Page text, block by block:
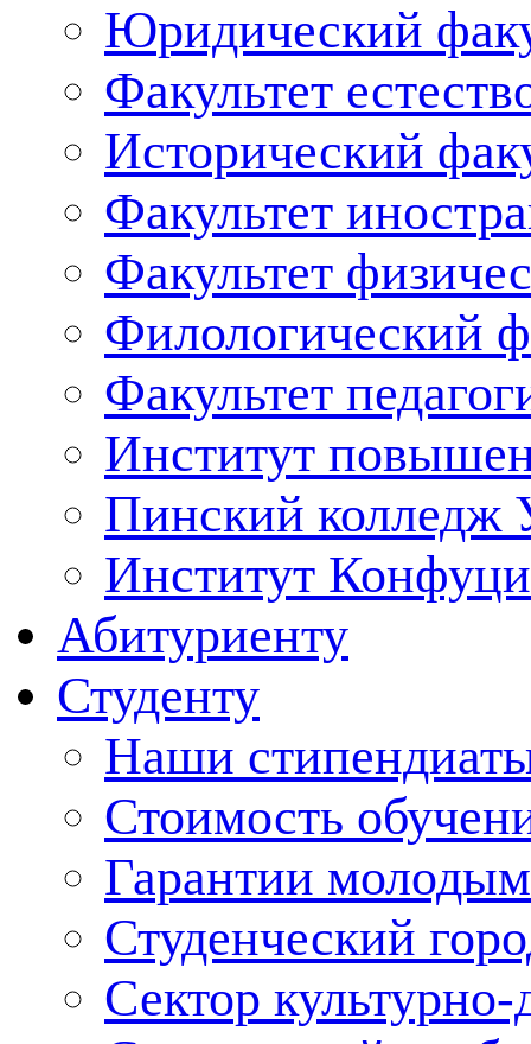
Юридический
Факультет
Исторический
Факультет
Факультет
Филологический
Факультет
Институт
Пинский
Институт
Абитуриенту
Студенту
Наши
Стоимость
Гарантии
Студенческий
Сектор